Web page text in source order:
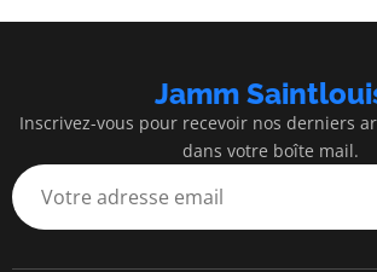
Jamm
Inscrivez-vous pour recevoir nos derniers
dans votre boîte mail.